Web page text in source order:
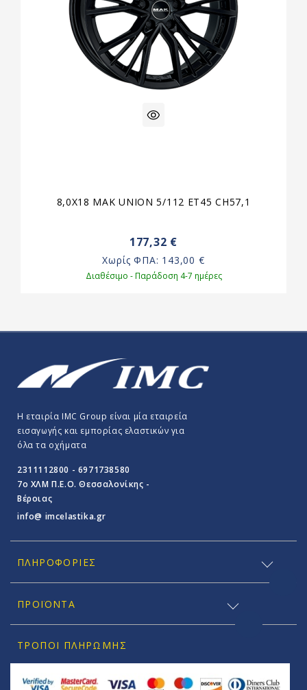
8,0X18 MAK UNION 5/112 ET45 CH57,1
177,32 €
Χωρίς ΦΠΑ: 143,00 €
Διαθέσιμο - Παράδοση 4-7 ημέρες
Η εταιρία IMC Group είναι μία εταιρεία
εισαγωγής και εμπορίας ελαστικών για
όλα τα οχήματα
2311112800 - 6971738580
7o ΧΛΜ Π.E.O. Θεσσαλονίκης -
Βέροιας
info@ imcelastika.gr
ΠΛΗΡΟΦΟΡΊΕΣ
ΠΡΟΪΟΝΤΑ
ΤΡΌΠΟΙ ΠΛΗΡΩΜΉΣ